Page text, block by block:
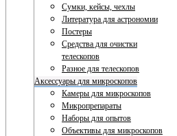
Сумки, кейсы, чехлы
Литература для астрономии
Постеры
Средства для очистки
телескопов
Разное для телескопов
Аксессуары для микроскопов
Камеры для микроскопов
Микропрепараты
Наборы для опытов
Объективы для микроскопов